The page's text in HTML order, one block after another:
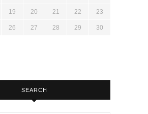
19 20 21 22 23
26 27 28 29 30
SEARCH